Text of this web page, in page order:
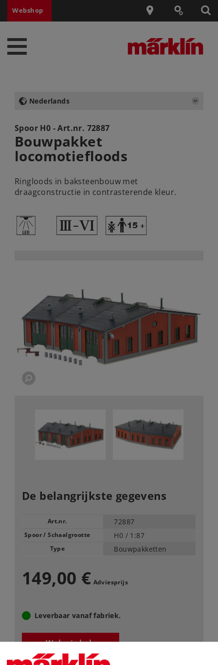
Webshop
Nederlands
Spoor H0 - Art.nr. 72887
Bouwpakket
locomotiefloods
Ringloods in baksteenbouw met
draagconstructie in contrasterende kleur.
, < Y
De belangrijkste gegevens
Art.nr. 72887
Spoor / Schaalgrootte H0 / 1:87
Type Bouwpakketten
149,00 € Adviesprijs
Leverbaar vanaf fabriek.
Webwinkel